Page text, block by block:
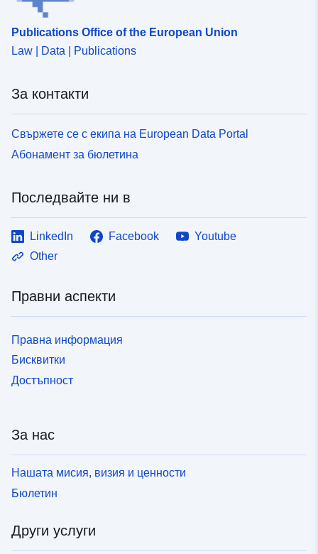
Publications Office of the European Union
Law | Data | Publications
За контакти
Свържете се с екипа на European Data Portal
Абонамент за бюлетина
Последвайте ни в
LinkedIn Facebook
Youtube
Other
Правни аспекти
Правна информация
Бисквитки
Достъпност
За нас
Нашата мисия, визия и ценности
Бюлетин
Други услуги